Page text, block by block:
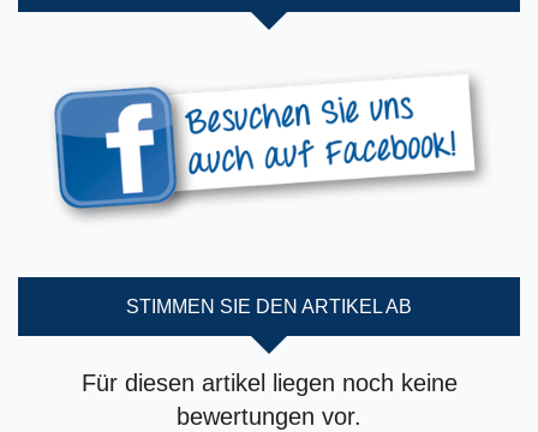
STIMMEN SIE DEN ARTIKEL AB
Für diesen artikel liegen noch keine
bewertungen vor.